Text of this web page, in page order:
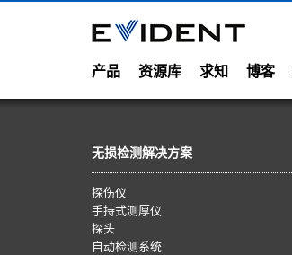
产品 资源库 求知 博客
无损检测解决方案
探伤仪
手持式测厚仪
探头
自动检测系统